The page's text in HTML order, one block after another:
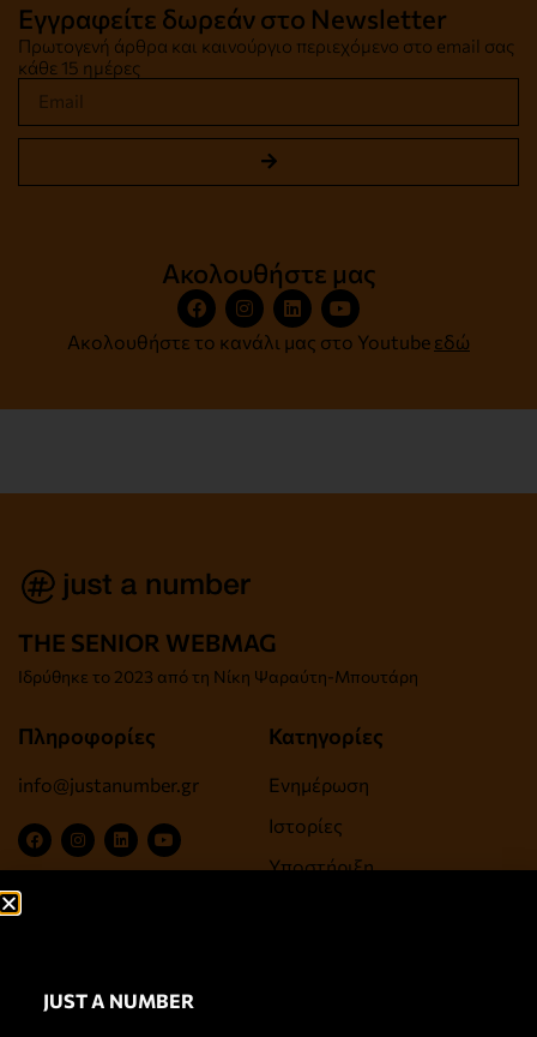
Εγγραφείτε δωρεάν στο Newsletter
Πρωτογενή άρθρα και καινούργιο περιεχόμενο στο email σας
κάθε 15 ημέρες
Ακολουθήστε μας
Ακολουθήστε το κανάλι μας στο Youtube εδώ
THE SENIOR WEBMAG
Iδρύθηκε το 2023 από τη Νίκη Ψαραύτη-Μπουτάρη
Πληροφορίες
info@justanumber.gr
Κατηγορίες
Ενημέρωση
Ιστορίες
Υποστήριξη
Σύνδεσμοι
JUST A NUMBER